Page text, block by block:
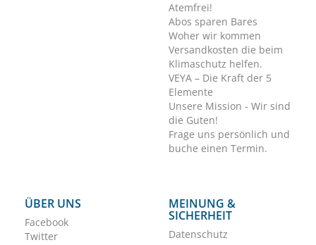
Atemfrei!
Abos sparen Bares
Woher wir kommen
Versandkosten die beim
Klimaschutz helfen.
VEYA – Die Kraft der 5
Elemente
Unsere Mission - Wir sind
die Guten!
Frage uns persönlich und
buche einen Termin.
ÜBER UNS
Facebook
Twitter
MEINUNG &
SICHERHEIT
Datenschutz